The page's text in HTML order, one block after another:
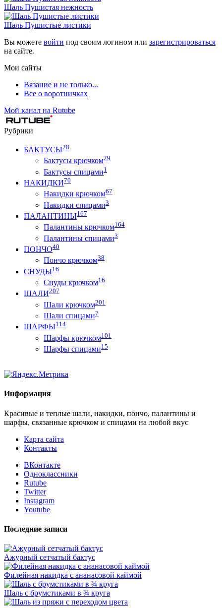
Шаль Пушистая нежность
Шаль Пушистые листики
Вы можете войти под своим логином или зарегистрироваться
на сайте.
Мои сайты
Вязание и не только...
Все о воротничках
Мой канал на Rutube
Рубрики
БАКТУСЫ28
Бактусы крючком29
Бактусы спицами1
НАКИДКИ70
Накидки крючком67
Накидки спицами3
ПАЛАНТИНЫ167
Палантины крючком164
Палантины спицами3
ПОНЧО40
Пончо крючком38
СНУДЫ16
Снуды крючком16
ШАЛИ207
Шали крючком201
Шали спицами7
ШАРФЫ114
Шарфы крючком101
Шарфы спицами15
Информация
Красивые и теплые шали, накидки, пончо, палантины и
шарфы, связанные крючком и спицами на любой вкус
Карта сайта
Контакты
ВКонтакте
Одноклассники
Rutube
Twitter
Instagram
Youtube
Последние записи
Ажурный сетчатый бактус
Филейная накидка с ананасовой каймой
Шаль с брумстиками в ¾ круга